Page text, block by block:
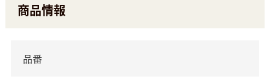
商品情報
品番